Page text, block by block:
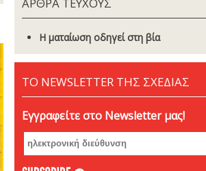
Η ματαίωση οδηγεί στη βία
ΤΟ NEWSLETTER ΤΗΣ ΣΧΕΔΙΑΣ
Εγγραφείτε στο Newsletter μας!